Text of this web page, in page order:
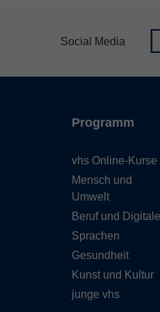
Social Media
Programm
vhs Online-Kurse
Mensch und
Umwelt
Beruf und
Sprachen
Gesundheit
Kunst und Kultur
junge vhs